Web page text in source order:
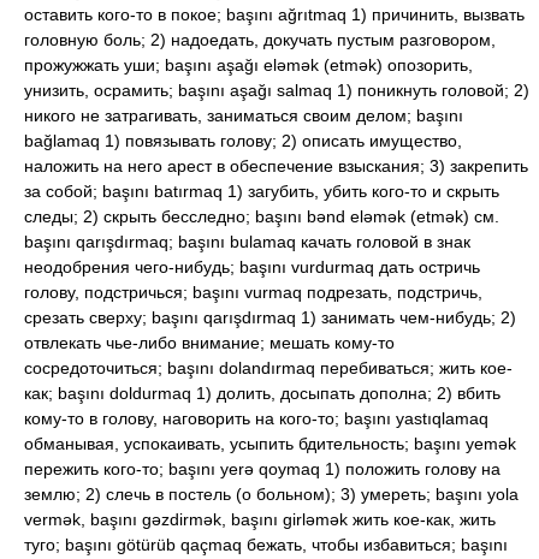
оставить кого-то в покое; başını ağrıtmaq 1) причинить, вызвать
головную боль; 2) надоедать, докучать пустым разговором,
прожужжать уши; başını aşağı eləmək (etmək) опозорить,
унизить, осрамить; başını aşağı salmaq 1) поникнуть головой; 2)
никого не затрагивать, заниматься своим делом; başını
bağlamaq 1) повязывать голову; 2) описать имущество,
наложить на него арест в обеспечение взыскания; 3) закрепить
за собой; başını batırmaq 1) загубить, убить кого-то и скрыть
следы; 2) скрыть бесследно; başını bənd eləmək (etmək) см.
başını qarışdırmaq; başını bulamaq качать головой в знак
неодобрения чего-нибудь; başını vurdurmaq дать остричь
голову, подстричься; başını vurmaq подрезать, подстричь,
срезать сверху; başını qarışdırmaq 1) занимать чем-нибудь; 2)
отвлекать чье-либо внимание; мешать кому-то
сосредоточиться; başını dolandırmaq перебиваться; жить кое-
как; başını doldurmaq 1) долить, досыпать дополна; 2) вбить
кому-то в голову, наговорить на кого-то; başını yastıqlamaq
обманывая, успокаивать, усыпить бдительность; başını yemək
пережить кого-то; başını yerə qoymaq 1) положить голову на
землю; 2) слечь в постель (о больном); 3) умереть; başını yola
vermək, başını gəzdirmək, başını girləmək жить кое-как, жить
туго; başını götürüb qaçmaq бежать, чтобы избавиться; başını